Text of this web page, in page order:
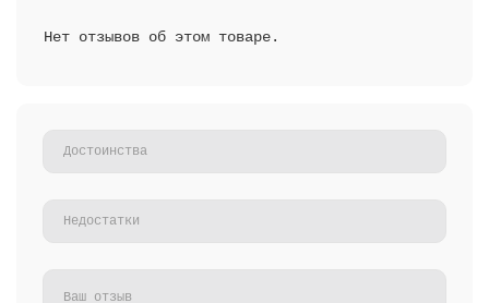
Нет отзывов об этом товаре.